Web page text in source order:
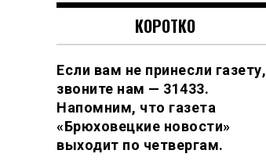
КОРОТКО
Если вам не принесли газету,
звоните нам — 31433.
Напомним, что газета
«Брюховецкие новости»
выходит по четвергам.